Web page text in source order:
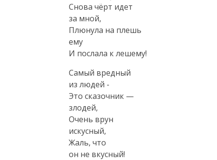
Снова чёрт идет
за мной,
Плюнула на плешь
ему
И послала к лешему!
Самый вредный
из людей -
Это сказочник —
злодей,
Очень врун
искусный,
Жаль, что
он не вкусный!